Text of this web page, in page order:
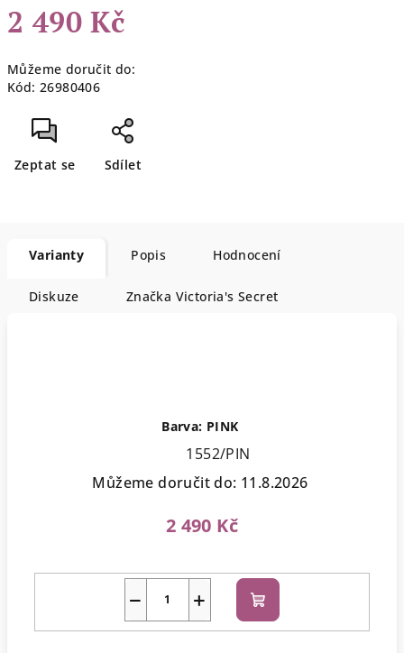
2 490 Kč
cena:
Můžeme doručit do:
Kód: 26980406
Zeptat se Sdílet
Varianty Popis Hodnocení
Diskuze Značka Victoria's Secret
Barva: PINK
1552/PIN
Můžeme doručit do: 11.8.2026
2 490 Kč
+
− Do
košíku